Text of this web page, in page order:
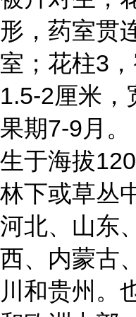
形，药室贯
室；花柱3
1.5-2厘米，
果期7-9月。
生于海拔
林下或草丛
河北、山东
西、内蒙古
川和贵州。